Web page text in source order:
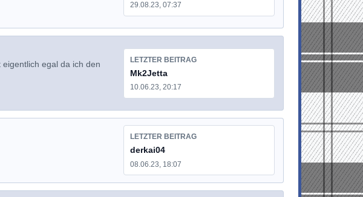
29.08.23, 07:37
egal da ich den
LETZTER BEITRAG
Mk2Jetta
10.06.23, 20:17
LETZTER BEITRAG
derkai04
08.06.23, 18:07